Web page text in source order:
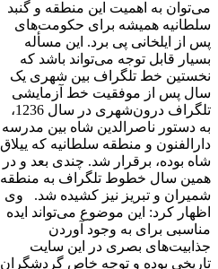
می‌توان به اهمیت این منطقه و گنبد
سلطانیه همیشه برای حکومت‌های
پس از ایلخانی پی برد. این مسأله
بسیار قابل توجه می‌تواند باشد که
نخستین خط تلگراف بین شهری یک
سال پس از موفقیت خط آزمایشی
تلگراف درون‌شهری در سال 1236،
به دستور ناصرالدین شاه بین مدرسه
دارالفنون و منطقه سلطانیه که ییلاق
شاه بوده، برقرار شد. چندی بعد و در
همین سال خطوط تلگراف به منطقه
شمیران و تبریز نیز کشیده شد. وی
اظهار کرد: این موضوع می‌تواند ایده
مناسبی برای به وجود آوردن
جذابیت‌های بصری در این سایت
تاریخی بوده و توجه خاص گردشگران